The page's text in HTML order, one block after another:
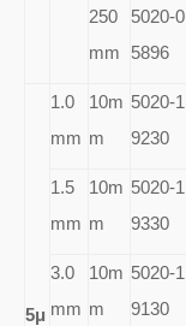
250
mm
5020-0
5896
5μ
1.0
mm
10m
m
5020-1
9230
1.5
mm
10m
m
5020-1
9330
3.0
mm
10m
m
5020-1
9130